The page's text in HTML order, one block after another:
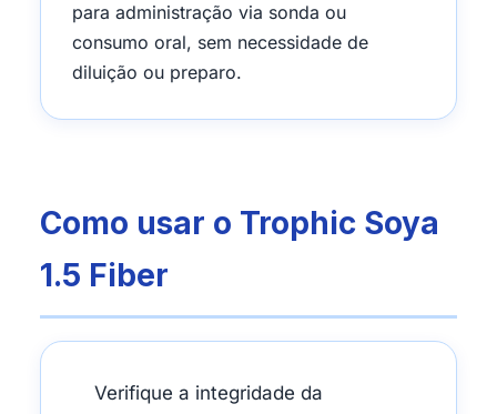
para administração via sonda ou
consumo oral, sem necessidade de
diluição ou preparo.
Como usar o Trophic Soya
1.5 Fiber
Verifique a integridade da